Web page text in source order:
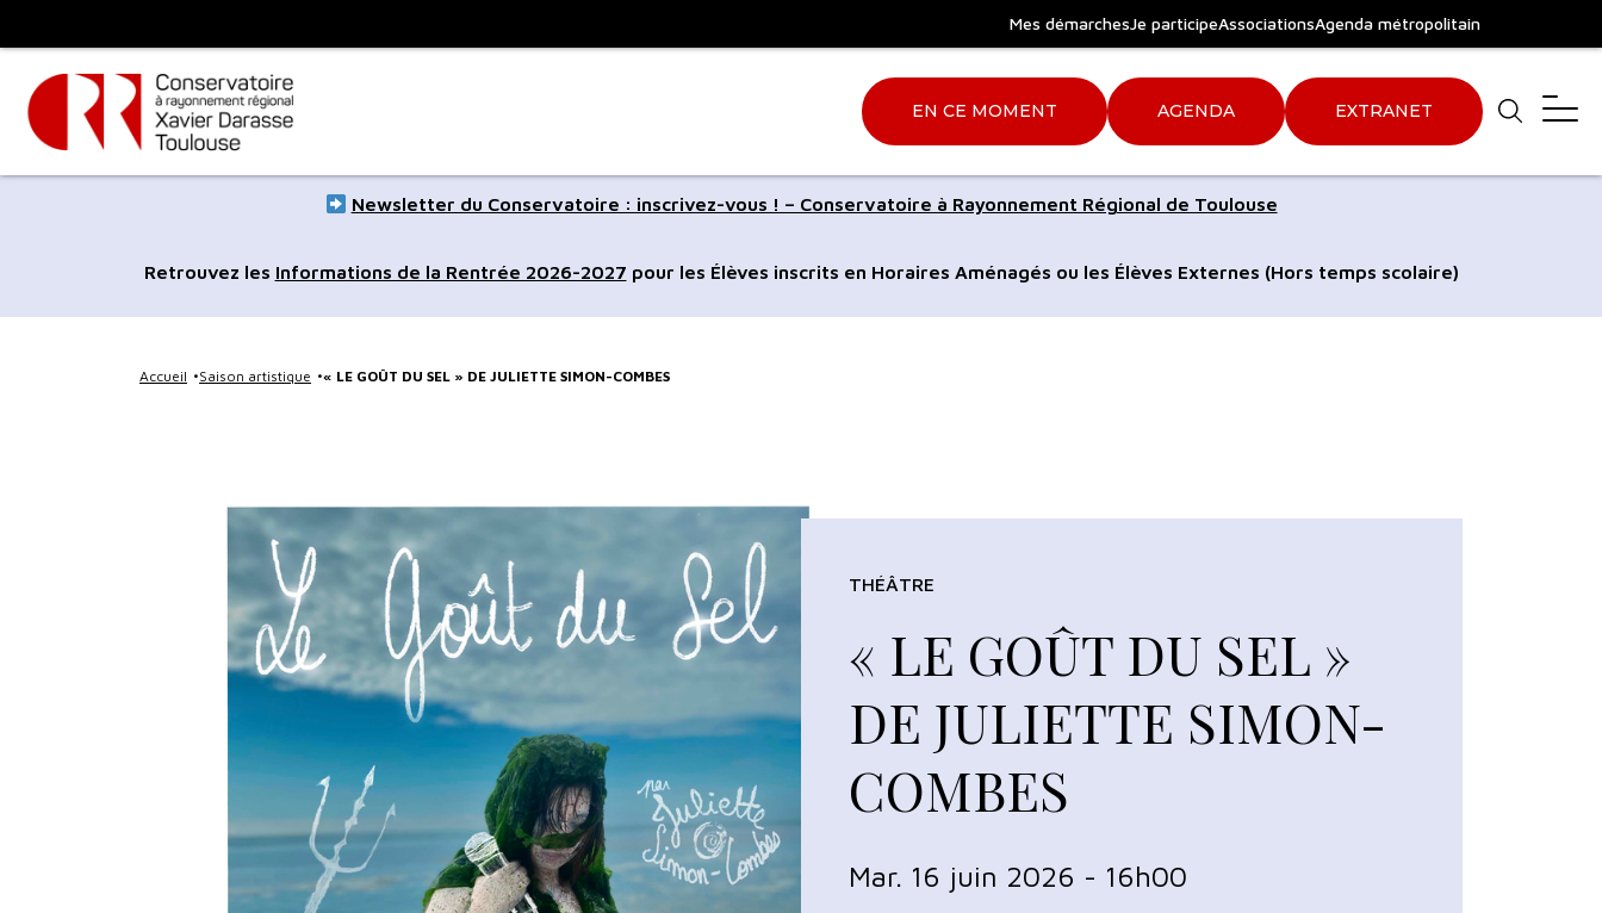
principal
à
navigation
à
recherche
au
de
page
du
site
métropole
Mes démarchesJe participeAssociationsAgenda métropolitain
EN CE MOMENT AGENDA EXTRANET
Newsletter du Conservatoire : inscrivez-vous ! – Conservatoire à Rayonnement Régional de Toulouse
Retrouvez les Informations de la Rentrée 2026-2027 pour les Élèves inscrits en Horaires Aménagés ou les Élèves Externes (Hors temps scolaire)
Accueil Saison artistique « LE GOÛT DU SEL » DE JULIETTE SIMON-COMBES
« LE GOÛT DU SEL »
DE JULIETTE SIMON-
COMBES
THÉÂTRE
Mar. 16 juin 2026 - 16h00